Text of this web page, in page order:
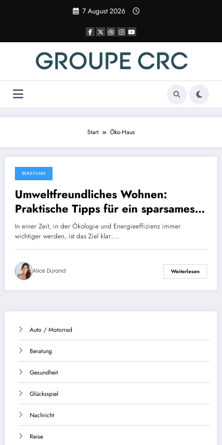
7 August 2026
Start Öko-Haus
8 December 2025
BERATUNG
Umweltfreundliches Wohnen:
Praktische Tipps für ein sparsames
und ökologisches Zuhause
In einer Zeit, in der Ökologie und Energieeffizienz immer
wichtiger werden, ist das Ziel klar:…
Alice Durand Weiterlesen
Auto / Motorrad
Beratung
Gesundheit
Glücksspiel
Nachricht
Reise